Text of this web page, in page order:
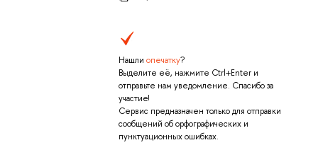
Нашли опечатку?
Выделите её, нажмите Ctrl+Enter и
отправьте нам уведомление. Спасибо за
участие!
Сервис предназначен только для отправки
сообщений об орфографических и
пунктуационных ошибках.